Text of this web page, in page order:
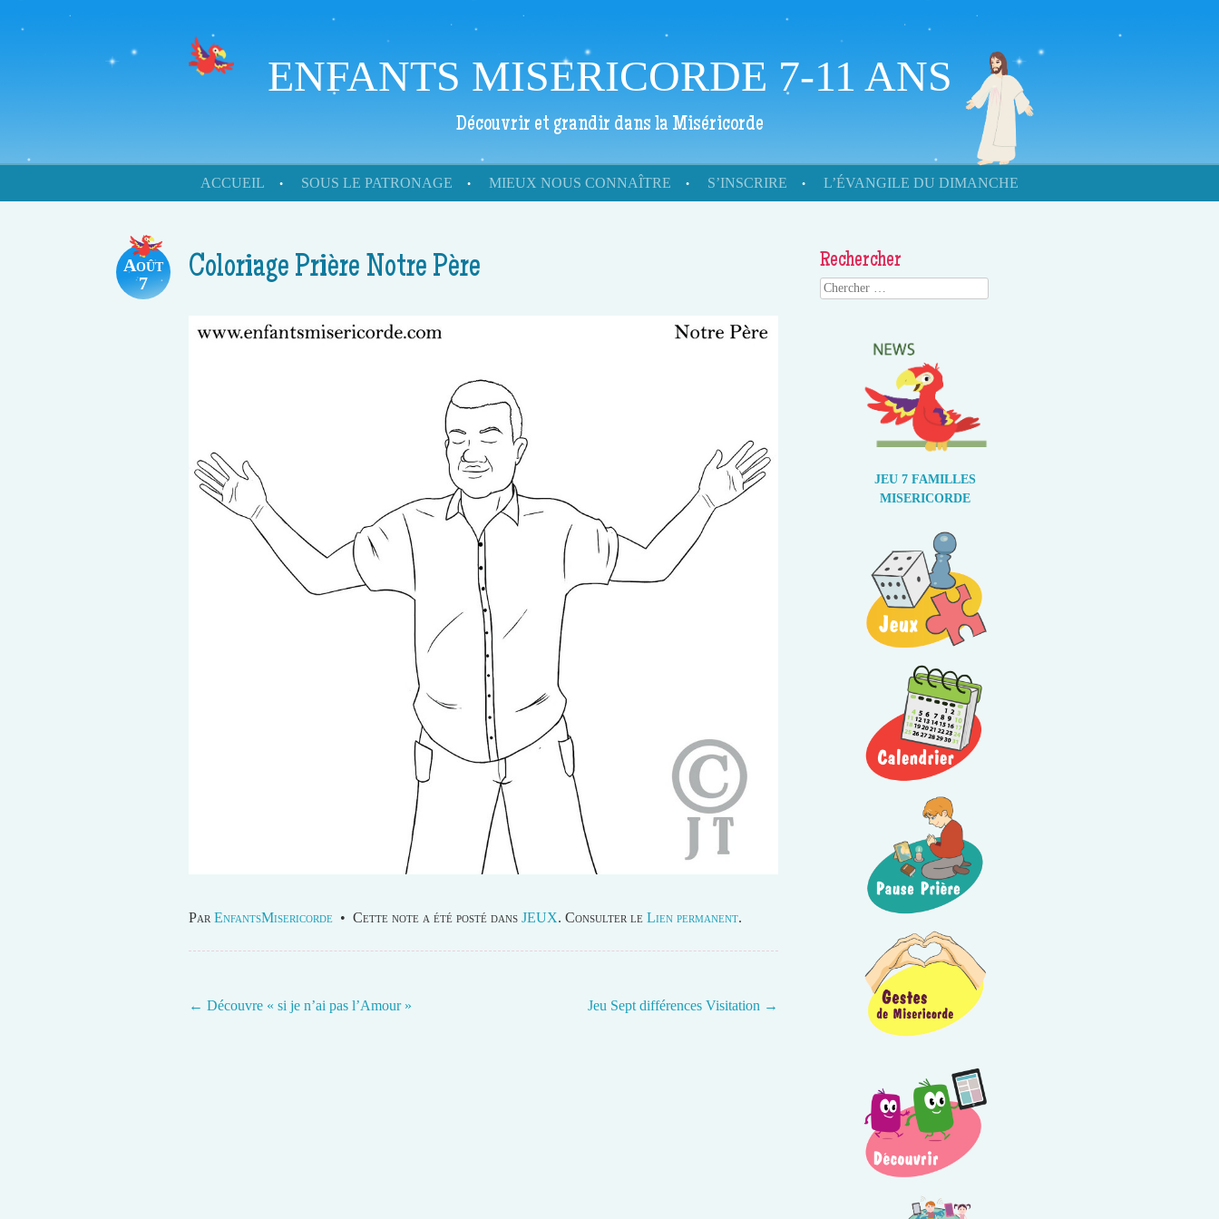
ENFANTS MISERICORDE 7-11 ANS
Découvrir et grandir dans la Miséricorde
ACCUEIL SOUS LE PATRONAGE MIEUX NOUS CONNAÎTRE S’INSCRIRE L’ÉVANGILE DU DIMANCHE
Coloriage Prière Notre Père
Août
7
Par EnfantsMisericorde • Cette note a été posté dans JEUX. Consulter le Lien permanent.
← Découvre « si je n’ai pas l’Amour » Jeu Sept différences Visitation →
Rechercher
Search
JEU 7 FAMILLES
MISERICORDE